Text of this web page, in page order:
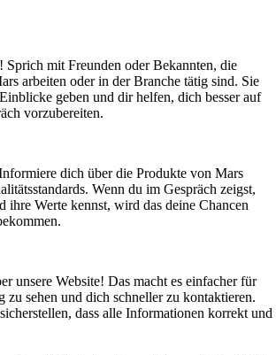
mit Freunden oder Bekannten, die
arbeiten oder in der Branche tätig sind. Sie
geben und dir helfen, dich besser auf
vorzubereiten.
dich über die Produkte von Mars
Wenn du im Gespräch zeigst,
ihre Werte kennst, wird das deine Chancen
unsere Website! Das macht es einfacher für
zu sehen und dich schneller zu kontaktieren.
dass alle Informationen korrekt und